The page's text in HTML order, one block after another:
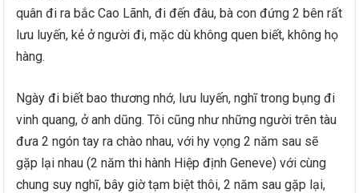
quân đi ra bắc Cao Lãnh, đi đến đâu, bà con đứng 2 bên rất
lưu luyến, kẻ ở người đi, mặc dù không quen biết, không họ
hàng.
Ngày đi biết bao thương nhớ, lưu luyến, nghĩ trong bụng đi
vinh quang, ở anh dũng. Tôi cũng như những người trên tàu
đưa 2 ngón tay ra chào nhau, với hy vọng 2 năm sau sẽ
gặp lại nhau (2 năm thi hành Hiệp định Geneve) với cùng
chung suy nghĩ, bây giờ tạm biệt thôi, 2 năm sau gặp lại,